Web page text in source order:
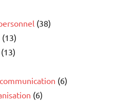
(38)
(13)
(13)
(6)
(6)